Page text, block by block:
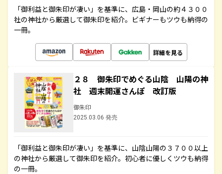
「御利益と御朱印が凄い」を基準に、広島・岡山の約４３００
社の神社から厳選して御朱印を紹介。ビギナーもツウも納得の
一冊。
詳細を見る
２８ 御朱印でめぐる山陰 山陽の神
社 週末開運さんぽ 改訂版
御朱印
2025.03.06 発売
「御利益と御朱印が凄い」を基準に、山陰山陽の３７００以上
の神社から厳選して御朱印を紹介。初心者に優しくツウも納得
の一冊。